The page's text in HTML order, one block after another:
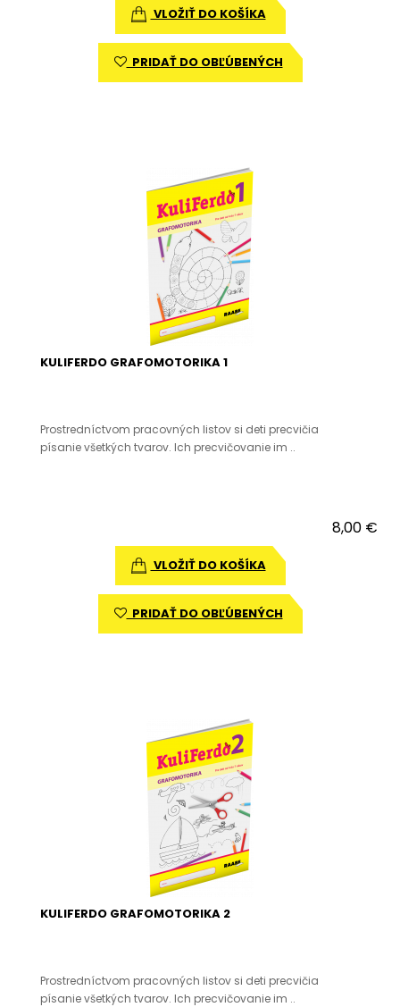
VLOŽIŤ DO KOŠÍKA
PRIDAŤ DO OBĽÚBENÝCH
KULIFERDO GRAFOMOTORIKA 1
Prostredníctvom pracovných listov si deti precvičia
písanie všetkých tvarov. Ich precvičovanie im ..
8,00 €
VLOŽIŤ DO KOŠÍKA
PRIDAŤ DO OBĽÚBENÝCH
KULIFERDO GRAFOMOTORIKA 2
Prostredníctvom pracovných listov si deti precvičia
písanie všetkých tvarov. Ich precvičovanie im ..